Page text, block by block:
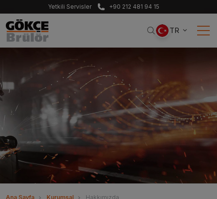
Yetkili Servisler +90 212 481 94 15
TR
Ana Sayfa Kurumsal Hakkımızda